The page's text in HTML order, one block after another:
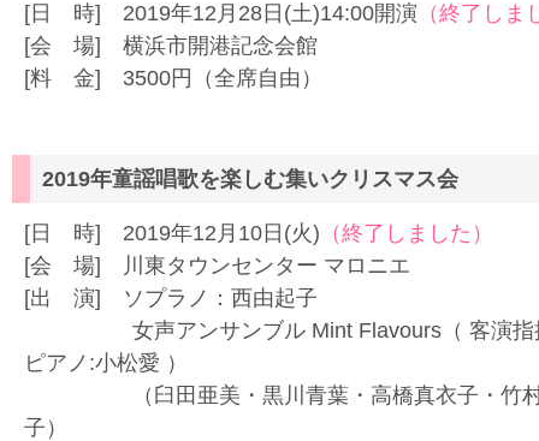
[日 時] 2019年12月28日(土)14:00開演 （終了しま
[会 場] 横浜市開港記念会館
[料 金] 3500円（全席自由）
2019年童謡唱歌を楽しむ集いクリスマス会
[日 時] 2019年12月10日(火) （終了しました）
[会 場] 川東タウンセンター マロニエ
[出 演] ソプラノ：西由起子
女声アンサンブル Mint Flavours（ 客演指
ピアノ:小松愛 ）
（臼田亜美・黒川青葉・高橋真衣子・竹村
子）